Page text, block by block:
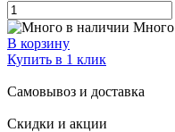
Много
В корзину
Купить в 1 клик
Самовывоз и доставка
Скидки и акции